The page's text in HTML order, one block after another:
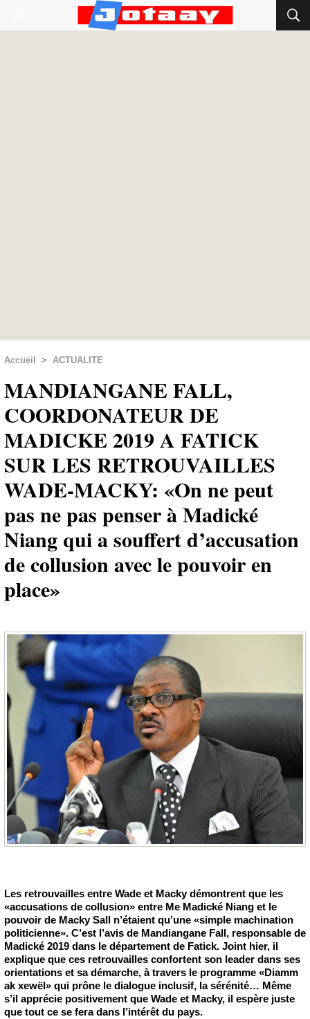
Accueil > ACTUALITE
MANDIANGANE FALL,
COORDONATEUR DE
MADICKE 2019 A FATICK
SUR LES RETROUVAILLES
WADE-MACKY: «On ne peut
pas ne pas penser à Madické
Niang qui a souffert d’accusation
de collusion avec le pouvoir en
place»
Les retrouvailles entre Wade et Macky démontrent que les
«accusations de collusion» entre Me Madické Niang et le
pouvoir de Macky Sall n’étaient qu’une «simple machination
politicienne». C’est l’avis de Mandiangane Fall, responsable de
Madické 2019 dans le département de Fatick. Joint hier, il
explique que ces retrouvailles confortent son leader dans ses
orientations et sa démarche, à travers le programme «Diamm
ak xewël» qui prône le dialogue inclusif, la sérénité… Même
s’il apprécie positivement que Wade et Macky, il espère juste
que tout ce se fera dans l’intérêt du pays.